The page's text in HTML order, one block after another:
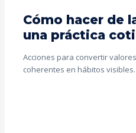
Cómo hacer de
una práctica
Acciones para convertir
coherentes en hábitos visibles.